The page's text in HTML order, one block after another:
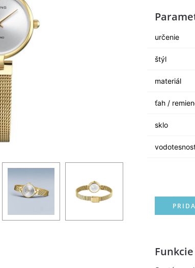
určenie
štýl
materiál
ťah /
sklo
Funkcie